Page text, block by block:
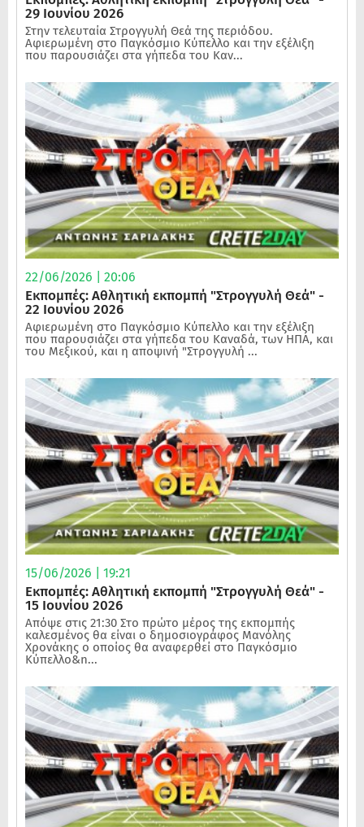
29 Ιουνίου 2026
Στην τελευταία Στρογγυλή Θεά της περιόδου.
Αφιερωμένη στο Παγκόσμιο Κύπελλο και την εξέλιξη
που παρουσιάζει στα γήπεδα του Καν...
22/06/2026 | 20:06
Εκπομπές: Αθλητική εκπομπή "Στρογγυλή Θεά" -
22 Ιουνίου 2026
Αφιερωμένη στο Παγκόσμιο Κύπελλο και την εξέλιξη
που παρουσιάζει στα γήπεδα του Καναδά, των ΗΠΑ, και
του Μεξικού, και η αποψινή "Στρογγυλή ...
15/06/2026 | 19:21
Εκπομπές: Αθλητική εκπομπή "Στρογγυλή Θεά" -
15 Ιουνίου 2026
Απόψε στις 21:30 Στο πρώτο μέρος της εκπομπής
καλεσμένος θα είναι ο δημοσιογράφος Μανόλης
Χρονάκης ο οποίος θα αναφερθεί στο Παγκόσμιο
Κύπελλο&n...